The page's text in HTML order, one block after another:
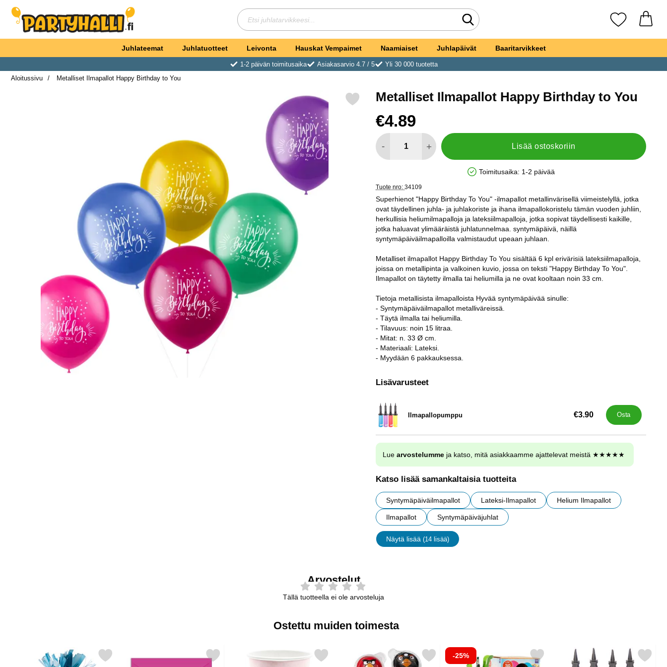
Hae
Tee haku
Ostoskori laajennettu Partyhallen AB Suosikkini
Juhlateemat Juhlatuotteet Leivonta Hauskat Vempaimet Naamiaiset Juhlapäivät Baaritarvikkeet
1-2 päivän toimitusaika Asiakasarvio 4.7 / 5
Yli 30 000 tuotetta
Aloitussivu
Metalliset Ilmapallot Happy Birthday to You
Merkitse metalliset Ilmapallot Happy Birthday to You suosikiksiMetalliset Ilmapallot Happy Birthday to You
hinta
€4.89
- + Lisää ostoskoriin
Saatavuus: Varastossa
Toimitusaika: 1-2 päivää
Tuote nro: 34109
Superhienot "Happy Birthday To You" -ilmapallot metallinvärisellä viimeistelyllä, jotka
ovat täydellinen juhla- ja juhlakoriste ja ihana ilmapallokoristelu tämän vuoden juhliin,
herkullisia heliumilmapalloja ja lateksiilmapalloja, jotka sopivat täydellisesti kaikille,
jotka haluavat ylimääräistä juhlatunnelmaa. syntymäpäivä, näillä
syntymäpäiväilmapalloilla valmistaudut upeaan juhlaan.
Metalliset ilmapallot Happy Birthday To You sisältää 6 kpl erivärisiä lateksiilmapalloja,
joissa on metallipinta ja valkoinen kuvio, jossa on teksti "Happy Birthday To You".
Ilmapallot on täytetty ilmalla tai heliumilla ja ne ovat kooltaan noin 33 cm.
Tietoja metallisista ilmapalloista Hyvää syntymäpäivää sinulle:
- Syntymäpäiväilmapallot metalliväreissä.
- Täytä ilmalla tai heliumilla.
- Tilavuus: noin 15 litraa.
- Mitat: n. 33 Ø cm.
- Materiaali: Lateksi.
- Myydään 6 pakkauksessa.
Lisävarusteet
Ilmapallopumppu
Tuote.nro 9838 €3.90 Osta
Lue arvostelumme ja katso, mitä asiakkaamme ajattelevat meistä ★★★★★
Katso lisää samankaltaisia tuotteita
Syntymäpäiväilmapallot Lateksi-Ilmapallot Helium Ilmapallot
Ilmapallot Syntymäpäiväjuhlat
Näytä lisää (14 lisää)
ominaisuudet
Arvostelut
Tällä tuotteella ei ole arvosteluja
Ostettu muiden toimesta
Merkitse ilmapallopaino Satiini Pastelli Blue suosikiksiMerkitse shimmer ja Shine Glitter Friends Kutsukortit suosikiksiMerkitse happy B'day Mukit Vaaleanpinkki suosikiksiMerkitse silmäkarkki Angry Birds 10g suosikiksi
-25%
Merkitse heliumpullo Keskikokoinen 30 palloa (20-25 cm) suosikiksi
Merkitse